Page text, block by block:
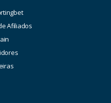
Afiliados